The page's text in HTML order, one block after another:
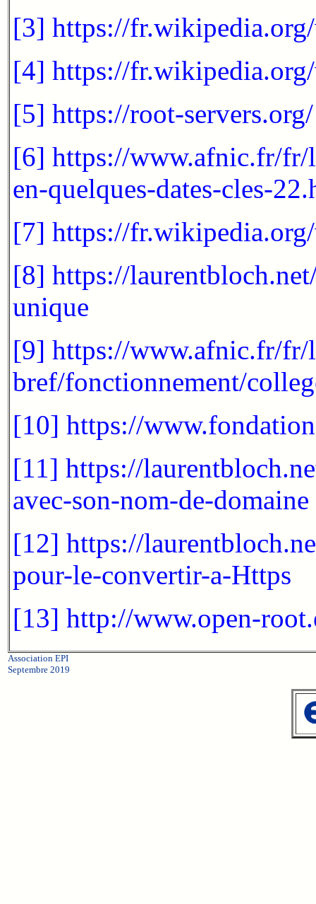
[3] https://
[4] https://
[5] https://root-servers.org/
[6] https://www.afnic.fr/fr/
en-quelques-dates-cles-
[7] https://
[8] https://
unique
[9] https://www.afnic.fr/fr/
bref/fonctionnement/
[10] https://
[11] https://
avec-son-nom-de-domaine
[12] https://
pour-le-convertir-a-Https
[13] http://www.open-
Association EPI
Septembre 2019